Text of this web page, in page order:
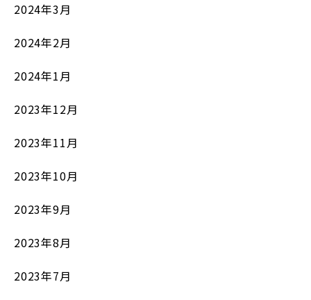
2024年3月
2024年2月
2024年1月
2023年12月
2023年11月
2023年10月
2023年9月
2023年8月
2023年7月